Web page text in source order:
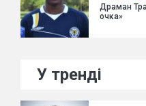
Драман
очка»
У тренді